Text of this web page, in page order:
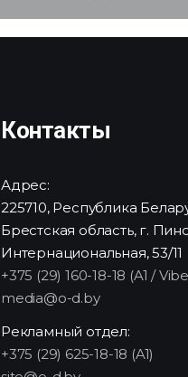
Контакты
Адрес:
225710, Республика
Брестская область, г.
Интернациональная, 53/11
+375 (29) 160-18-18 (A1 /
media@o-d.by
Рекламный отдел:
+375 (29) 625-18-18 (A1)